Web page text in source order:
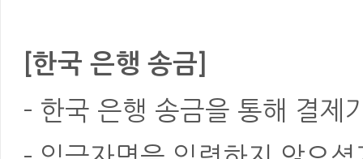
[한국 은행 송금]
- 한국 은행 송금을 통해 결제